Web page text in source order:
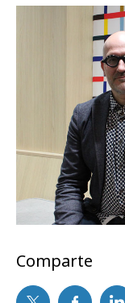
Comparte